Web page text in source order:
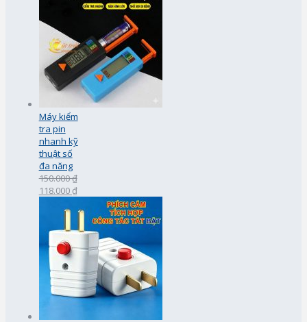
Máy kiểm
tra pin
nhanh kỹ
thuật số
đa năng
150.000 ₫
118.000 ₫